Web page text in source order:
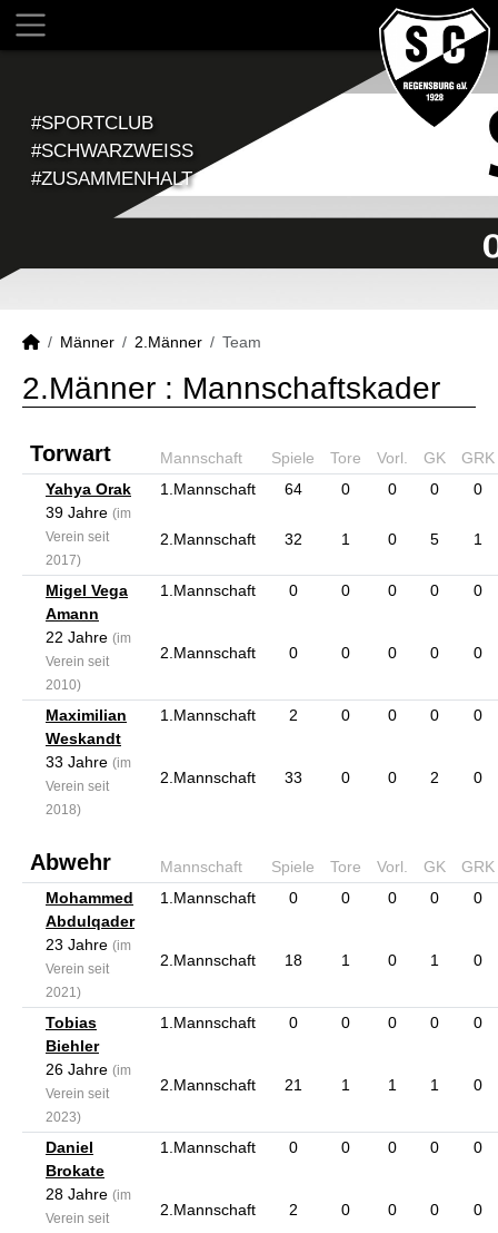
#SPORTCLUB
#SCHWARZWEISS
#ZUSAMMENHALT
Männer 2.Männer Team
2.Männer : Mannschaftskader
Torwart Mannschaft Spiele Tore Vorl. GK
GRK
Yahya Orak
39 Jahre (im
Verein seit
2017)
1.Mannschaft 64 0 0 0 0
2.Mannschaft 32 1 0 5 1
Migel Vega
Amann
22 Jahre (im
Verein seit
2010)
1.Mannschaft 0 0 0 0 0
2.Mannschaft 0 0 0 0 0
Maximilian
Weskandt
33 Jahre (im
Verein seit
2018)
1.Mannschaft 2 0 0 0 0
2.Mannschaft 33 0 0 2 0
Abwehr Mannschaft Spiele Tore Vorl. GK
GRK
Mohammed
Abdulqader
23 Jahre (im
Verein seit
2021)
1.Mannschaft 0 0 0 0 0
2.Mannschaft 18 1 0 1 0
Tobias
Biehler
26 Jahre (im
Verein seit
2023)
1.Mannschaft 0 0 0 0 0
2.Mannschaft 21 1 1 1 0
Daniel
Brokate
28 Jahre (im
Verein seit
1.Mannschaft 0 0 0 0 0
2.Mannschaft 2 0 0 0 0